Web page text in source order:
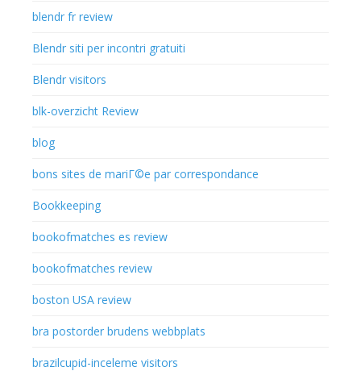
blendr fr review
Blendr siti per incontri gratuiti
Blendr visitors
blk-overzicht Review
blog
bons sites de mariГ©e par correspondance
Bookkeeping
bookofmatches es review
bookofmatches review
boston USA review
bra postorder brudens webbplats
brazilcupid-inceleme visitors